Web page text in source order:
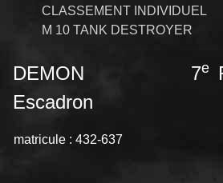
CLASSEMENT INDIVIDUEL
M 10 TANK DESTROYER
DEMON 7e
Escadron
matricule : 432-637